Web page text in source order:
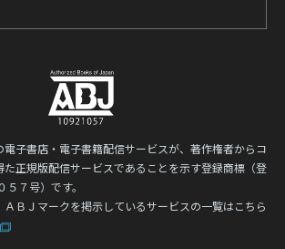
電子書店・電子書籍配信サービスが、著作権者からコ
た正規版配信サービスであることを示す登録商標（登
７号）です。
ＡＢＪマークを掲示しているサービスの一覧はこちら